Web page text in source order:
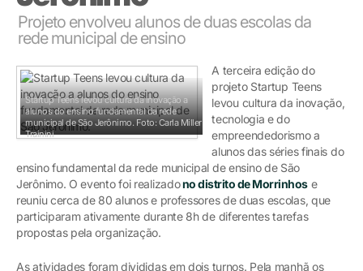
Projeto envolveu alunos de duas escolas da
rede municipal de ensino
Startup Teens levou cultura da inovação a
alunos do ensino fundamental da rede
municipal de São Jerônimo. Foto: Carla Miller
Trainini
A terceira edição do
projeto Startup Teens
levou cultura da inovação,
tecnologia e do
empreendedorismo a
alunos das séries finais do
ensino fundamental da rede municipal de ensino de São
Jerônimo. O evento foi realizadono distrito de Morrinhose
reuniu cerca de 80 alunos e professores de duas escolas, que
participaram ativamente durante 8h de diferentes tarefas
propostas pela organização.
As atividades foram divididas em dois turnos. Pela manhã os